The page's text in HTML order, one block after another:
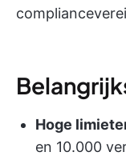
Hoge
en 10.000